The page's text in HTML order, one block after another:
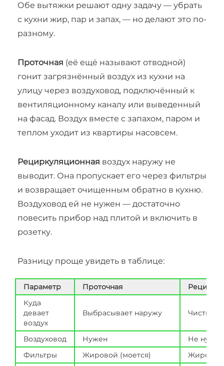
Обе вытяжки решают одну задачу — убрать
с кухни жир, пар и запах, — но делают это по-
разному.
Проточная (её ещё называют отводной)
гонит загрязнённый воздух из кухни на
улицу через воздуховод, подключённый к
вентиляционному каналу или выведенный
на фасад. Воздух вместе с запахом, паром и
теплом уходит из квартиры насовсем.
Рециркуляционная воздух наружу не
выводит. Она пропускает его через фильтры
и возвращает очищенным обратно в кухню.
Воздуховод ей не нужен — достаточно
повесить прибор над плитой и включить в
розетку.
Разницу проще увидеть в таблице:
Параметр Проточная
Куда
девает
воздух
Выбрасывает наружу Чистит и
Воздуховод Нужен
Не нужен
Фильтры
Жировой (моется)
Жировой